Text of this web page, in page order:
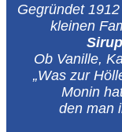
Gegründet
kleinen
Ob Vanille,
„Was zur
Monin
den man